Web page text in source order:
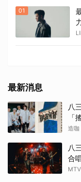
01
最新消息
八
「
造咖
八
合
點